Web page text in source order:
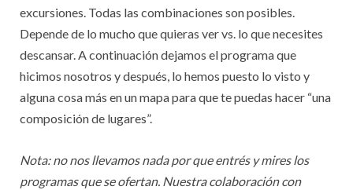
excursiones. Todas las combinaciones son posibles.
Depende de lo mucho que quieras ver vs. lo que necesites
descansar. A continuación dejamos el programa que
hicimos nosotros y después, lo hemos puesto lo visto y
alguna cosa más en un mapa para que te puedas hacer “una
composición de lugares”.
Nota: no nos llevamos nada por que entrés y mires los
programas que se ofertan. Nuestra colaboración con